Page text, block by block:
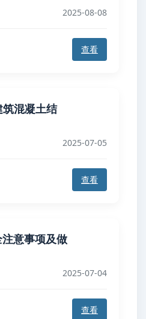
2025-08-08
查看
筑混凝土结
2025-07-05
查看
意事项及做
2025-07-04
查看